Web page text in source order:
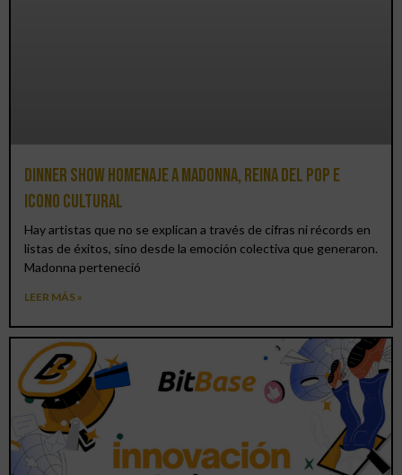
Dinner Show homenaje a Madonna, reina del pop e
icono cultural
Hay artistas que no se explican a través de cifras ni récords en
listas de éxitos, sino desde la emoción colectiva que generaron.
Madonna perteneció
LEER MÁS »